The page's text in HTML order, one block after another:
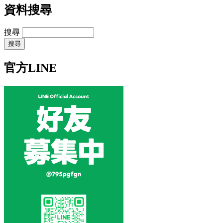
資料搜尋
搜尋
官方LINE